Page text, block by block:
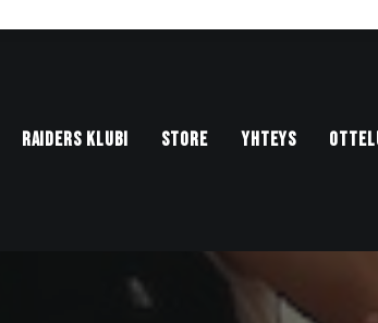
RAIDERS KLUBI STORE YHTEYS